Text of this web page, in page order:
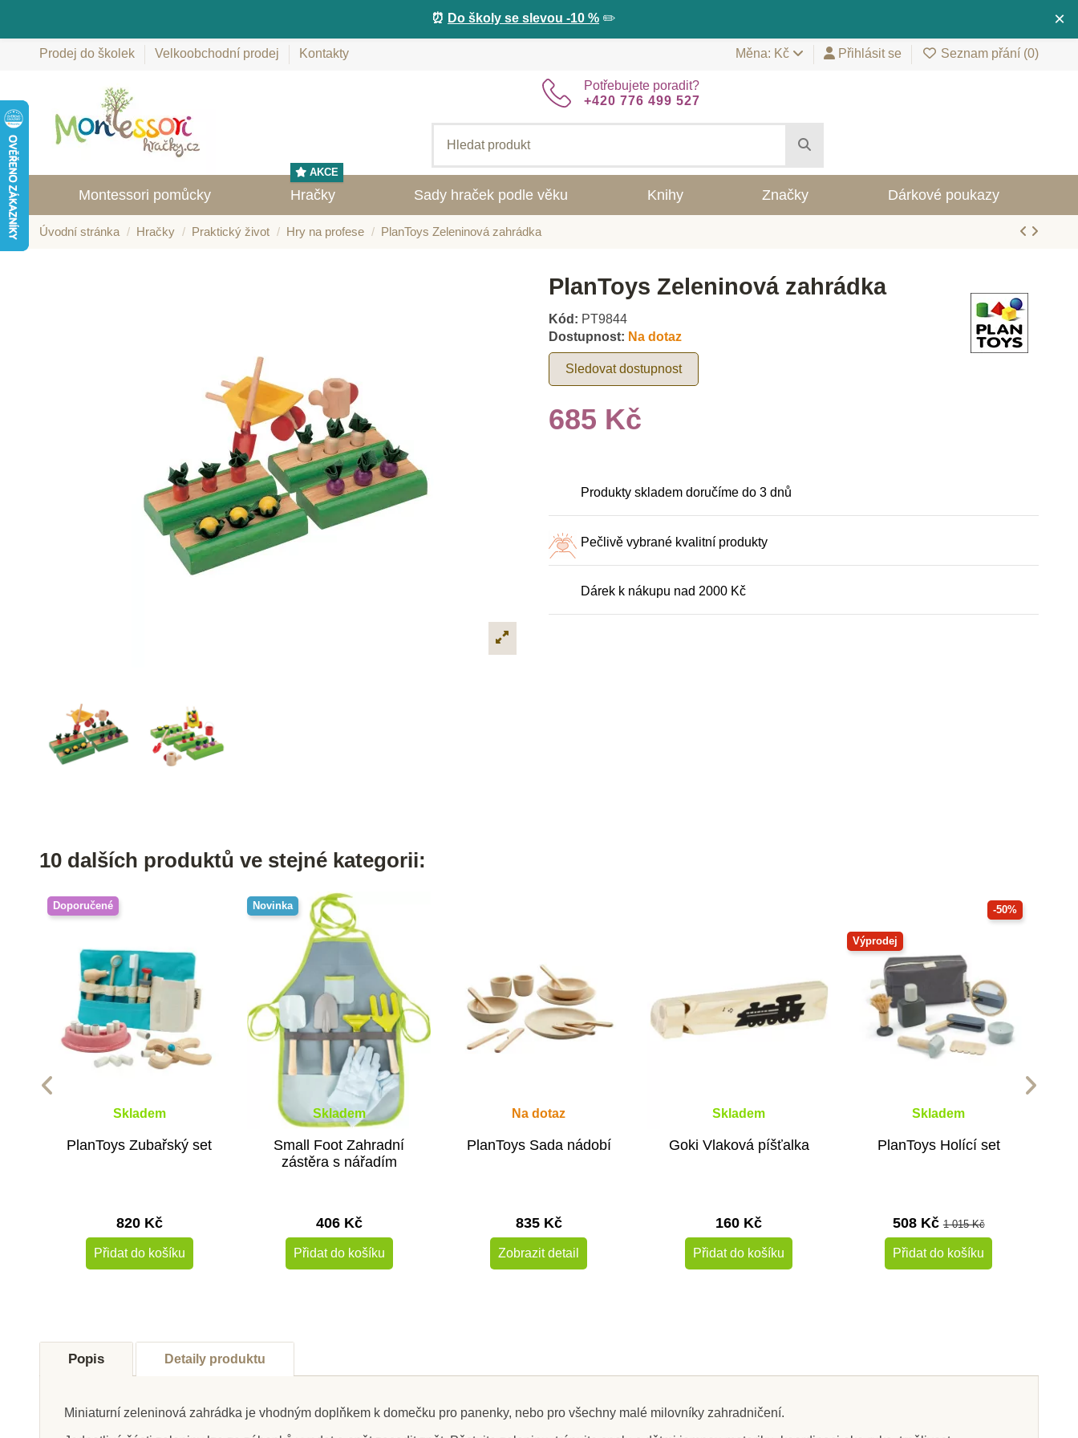
×
⏰ Do školy se slevou -10 % ✏️
Prodej do školek Velkoobchodní prodej Kontakty Měna: Kč Přihlásit se Seznam přání (0)
Potřebujete poradit?
+420 776 499 527
Montessori pomůcky Hračky
AKCE
Sady hraček podle věku Knihy Značky Dárkové poukazy
Úvodní stránka Hračky Praktický život Hry na profese PlanToys Zeleninová zahrádka
PlanToys Zeleninová zahrádka
Kód: PT9844
Dostupnost: Na dotaz
Sledovat dostupnost
685 Kč
Produkty skladem doručíme do 3 dnů
Pečlivě vybrané kvalitní produkty
Dárek k nákupu nad 2000 Kč
10 dalších produktů ve stejné kategorii:
Doporučené
Skladem
PlanToys Zubařský set
820 Kč
Přidat do košíku
Novinka
Skladem
Small Foot Zahradní
zástěra s nářadím
406 Kč
Přidat do košíku
Na dotaz
PlanToys Sada nádobí
835 Kč
Zobrazit detail
Skladem
Goki Vlaková píšťalka
160 Kč
Přidat do košíku
-50%
Výprodej
Skladem
PlanToys Holící set
508 Kč1 015 Kč
Přidat do košíku
Výprodej
Popis Detaily produktu
Miniaturní zeleninová zahrádka je vhodným doplňkem k domečku pro panenky, nebo pro všechny malé milovníky zahradničení.